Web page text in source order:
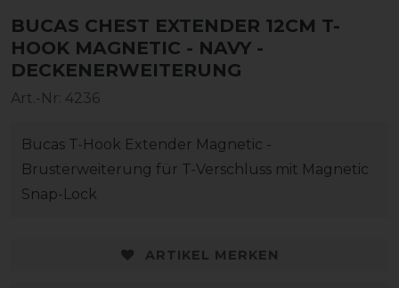
BUCAS CHEST EXTENDER 12CM T-
HOOK MAGNETIC - NAVY -
DECKENERWEITERUNG
Art.-Nr: 4236
Bucas T-Hook Extender Magnetic -
Brusterweiterung für T-Verschluss mit Magnetic
Snap-Lock
ARTIKEL MERKEN